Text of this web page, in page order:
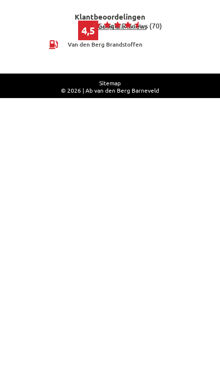
Klantbeoordelingen
4,5 Google Reviews (70)
Bekijk alle reviews
Van den Berg Brandstoffen
© 2026 | Ab van den Berg Barneveld
Sitemap